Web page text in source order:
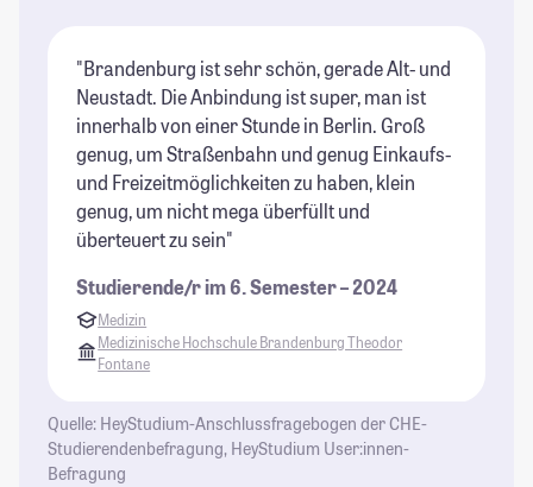
"Brandenburg ist sehr schön, gerade Alt- und
Neustadt. Die Anbindung ist super, man ist
innerhalb von einer Stunde in Berlin. Groß
genug, um Straßenbahn und genug Einkaufs-
und Freizeitmöglichkeiten zu haben, klein
genug, um nicht mega überfüllt und
überteuert zu sein"
Studierende/r im 6. Semester – 2024
Medizin
Medizinische Hochschule Brandenburg Theodor
Fontane
Quelle: HeyStudium-Anschlussfragebogen der CHE-
Studierendenbefragung, HeyStudium User:innen-
Befragung